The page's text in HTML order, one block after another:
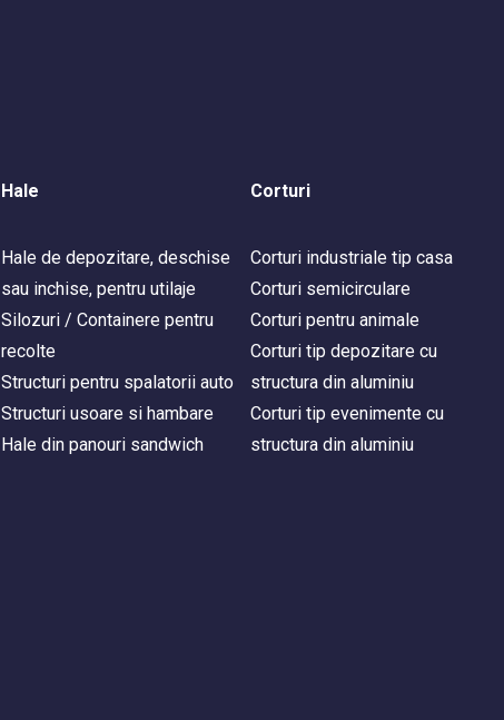
Hale
Hale de depozitare, deschise
sau inchise, pentru utilaje
Silozuri / Containere pentru
recolte
Structuri pentru spalatorii auto
Structuri usoare si hambare
Hale din panouri sandwich
Corturi
Corturi industriale tip casa
Corturi semicirculare
Corturi pentru animale
Corturi tip depozitare cu
structura din aluminiu
Corturi tip evenimente cu
structura din aluminiu